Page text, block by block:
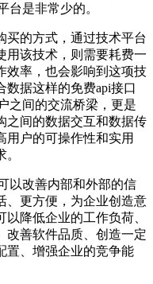
台是非常少的。
的方式，通过技术平台
用该技术，则需要耗费一
效率，也会影响到这项技
据这样的免费api接口
之间的交流桥梁，更是
之间的数据交互和数据传
用户的可操作性和实用
改善内部和外部的信
、更方便，为企业创造意
降低企业的工作负荷、
改善软件品质、创造一定
置、增强企业的竞争能